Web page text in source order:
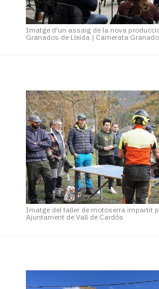
Imatge d'un assaig de la nova
Granados de Lleida| Camerata
Imatge del taller de motoserra impartit
Ajuntament de Vall de Cardós